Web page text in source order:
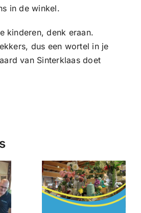
in de winkel.
kinderen, denk eraan.
dus een wortel in je
van Sinterklaas doet